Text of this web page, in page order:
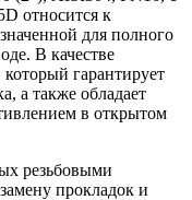
относится к
для полного
В качестве
который гарантирует
а также обладает
в открытом
резьбовыми
прокладок и